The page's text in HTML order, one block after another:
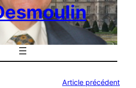
Article précédent